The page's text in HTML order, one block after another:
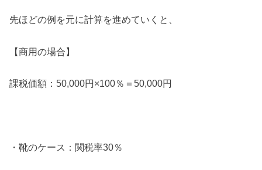
先ほどの例を元に計算を進めていくと、
【商用の場合】
課税価額：50,000円×100％＝50,000円
・靴のケース：関税率30％